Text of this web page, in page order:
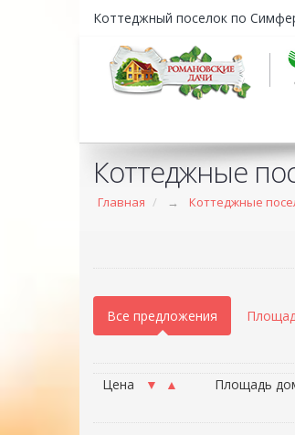
Коттеджный поселок по
Коттеджные
Главная → Коттеджные
Все предложения
Цена ▲
▼ Площадь